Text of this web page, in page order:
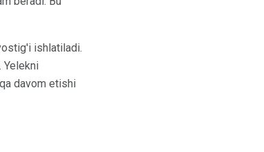
ishlatiladi.
Yelekni
davom etishi